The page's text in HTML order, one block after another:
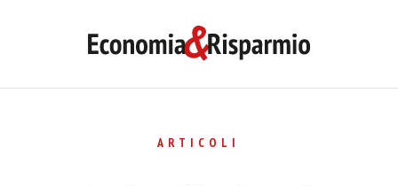
ARTICOLI